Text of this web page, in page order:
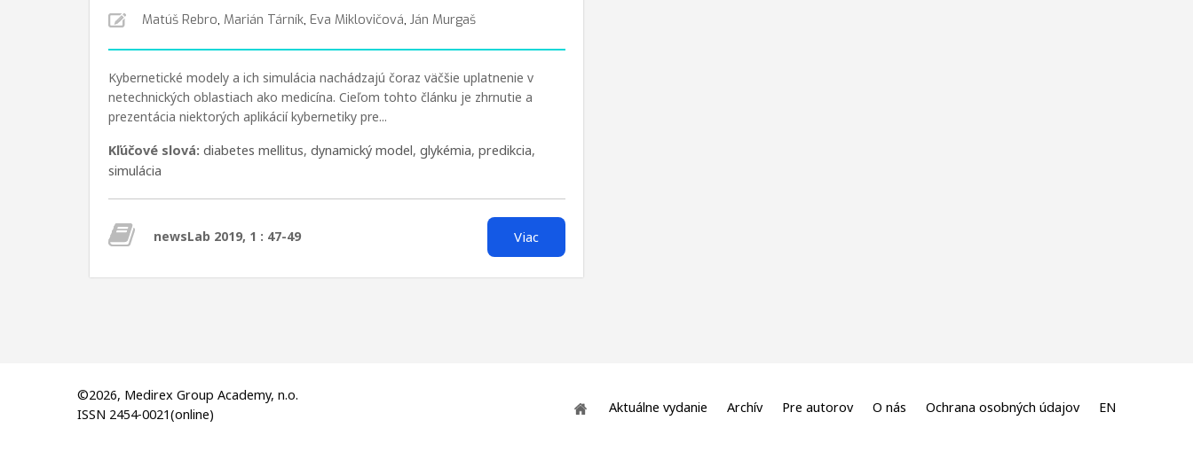
Matúš Rebro, Marián Tárník, Eva Miklovičová, Ján Murgaš
Kybernetické modely a ich simulácia nachádzajú čoraz väčšie uplatnenie v
netechnických oblastiach ako medicína. Cieľom tohto článku je zhrnutie a
prezentácia niektorých aplikácií kybernetiky pre...
Kľúčové slová: diabetes mellitus, dynamický model, glykémia, predikcia,
simulácia
newsLab 2019, 1 : 47-49 Viac
©2026, Medirex Group Academy, n.o.
ISSN 2454-0021(online)
Aktuálne vydanie Archív Pre autorov O nás Ochrana osobných údajov EN